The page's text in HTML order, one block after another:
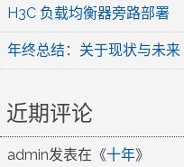
H3C 负载均衡器旁路部署
年终总结：关于现状与未来
近期评论
admin发表在《十年》